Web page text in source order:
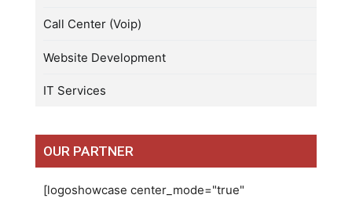
Call Center (Voip)
Website Development
IT Services
OUR PARTNER
[logoshowcase center_mode="true"